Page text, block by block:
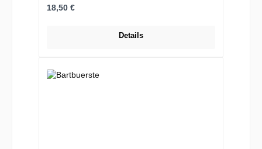
Regulärer Preis:
18,50 €
Details